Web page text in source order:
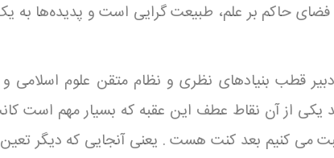
فضای حاکم بر علم، طبیعت گرایی است و پدیده‌ها به
قطب بنیادهای نظری و نظام متقن علوم اسلامی و
یکی از آن نقاط عطف این عقبه که بسیار مهم است
می کنیم بعد کنت هست . یعنی آنجایی که دیگر